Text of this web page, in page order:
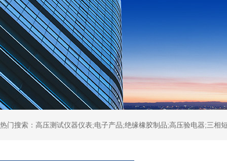
热门搜索：高压测试仪器仪表;电子产品;绝缘橡胶制品;高压验电器;三